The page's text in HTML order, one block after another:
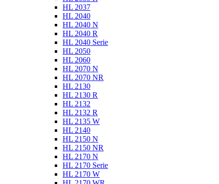
HL 2037
HL 2040
HL 2040 N
HL 2040 R
HL 2040 Serie
HL 2050
HL 2060
HL 2070 N
HL 2070 NR
HL 2130
HL 2130 R
HL 2132
HL 2132 R
HL 2135 W
HL 2140
HL 2150 N
HL 2150 NR
HL 2170 N
HL 2170 Serie
HL 2170 W